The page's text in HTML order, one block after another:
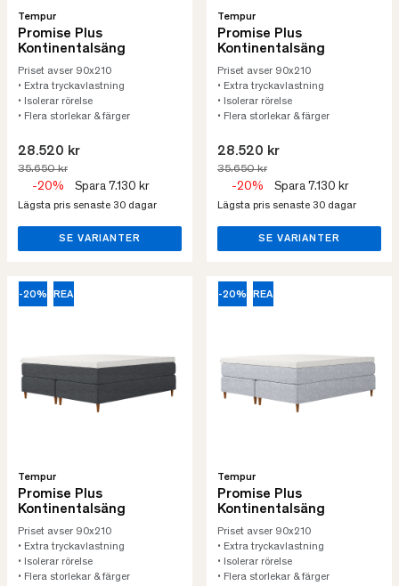
Tempur
Promise Plus
Kontinentalsäng
Priset avser 90x210
• Extra tryckavlastning
• Isolerar rörelse
• Flera storlekar & färger
28.520 kr
35.650 kr
-20% Spara 7.130 kr
Lägsta pris senaste 30 dagar
SE VARIANTER
Tempur
Promise Plus
Kontinentalsäng
Priset avser 90x210
• Extra tryckavlastning
• Isolerar rörelse
• Flera storlekar & färger
28.520 kr
35.650 kr
-20% Spara 7.130 kr
Lägsta pris senaste 30 dagar
SE VARIANTER
-20% REA
Tempur
Promise Plus
Kontinentalsäng
Priset avser 90x210
• Extra tryckavlastning
• Isolerar rörelse
• Flera storlekar & färger
-20% REA
Tempur
Promise Plus
Kontinentalsäng
Priset avser 90x210
• Extra tryckavlastning
• Isolerar rörelse
• Flera storlekar & färger